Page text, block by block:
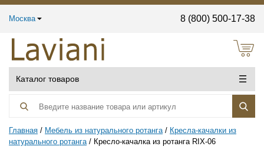
Москва 8 (800) 500-17-38
Каталог товаров
Главная Мебель из натурального ротанга
Кресла-качалки из
натурального ротанга
Кресло-качалка из ротанга RIX-06